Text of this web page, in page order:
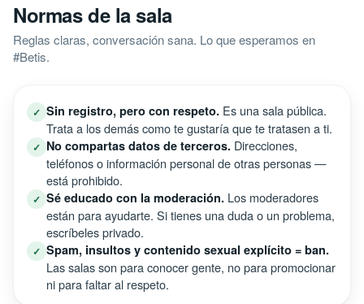
Normas de la sala
Reglas claras, conversación sana. Lo que esperamos en
#Betis.
✓ Sin registro, pero con respeto. Es una sala pública.
Trata a los demás como te gustaría que te tratasen a ti.
✓ No compartas datos de terceros. Direcciones,
teléfonos o información personal de otras personas —
está prohibido.
✓ Sé educado con la moderación. Los moderadores
están para ayudarte. Si tienes una duda o un problema,
escríbeles privado.
✓ Spam, insultos y contenido sexual explícito = ban.
Las salas son para conocer gente, no para promocionar
ni para faltar al respeto.